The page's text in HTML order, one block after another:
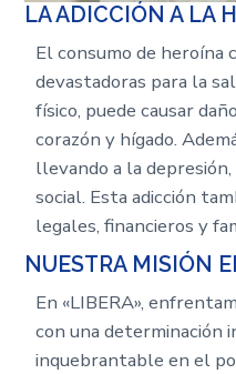
LA ADICCIÓN A LA
El consumo de heroína
devastadoras para la
físico, puede causar
corazón y hígado.
llevando a la
social. Esta adicción
legales, financieros y
NUESTRA MISIÓN
En «LIBERA»,
con una determinación
inquebrantable en el